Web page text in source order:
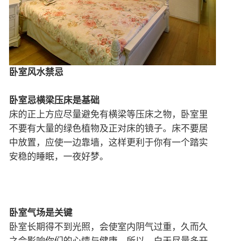
卧室风水禁忌
卧室忌横梁压床是基础
床的正上方应尽量避免有横梁等压床之物，卧室里
不要有大量的绿色植物及正对床的镜子。床不要居
中放置，应使一边靠墙，这样更利于你有一个踏实
安稳的睡眠，一夜好梦。
卧室气场是关键
卧室长期得不到光照，会使室内阴气过重，久而久